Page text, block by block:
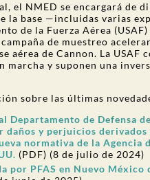
el NMED se encargará de
la base —incluidas varias
de la Fuerza Aérea
de muestreo
aérea de Cannon. La USAF
marcha y suponen una
sobre las últimas
Departamento de Defensa
daños y perjuicios
normativa de la Agencia
(PDF) (8 de julio de 2024)
por PFAS en Nuevo México